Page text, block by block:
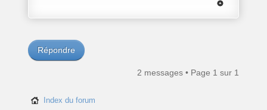
Répondre
2 messages • Page 1 sur 1
Index du forum